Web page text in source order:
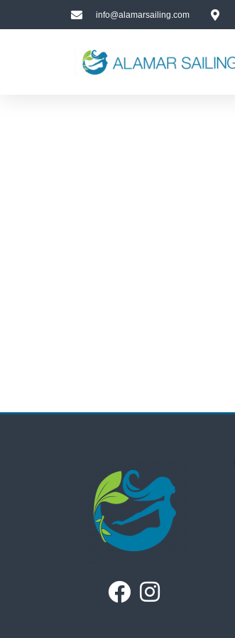
info@alamarsailing.com